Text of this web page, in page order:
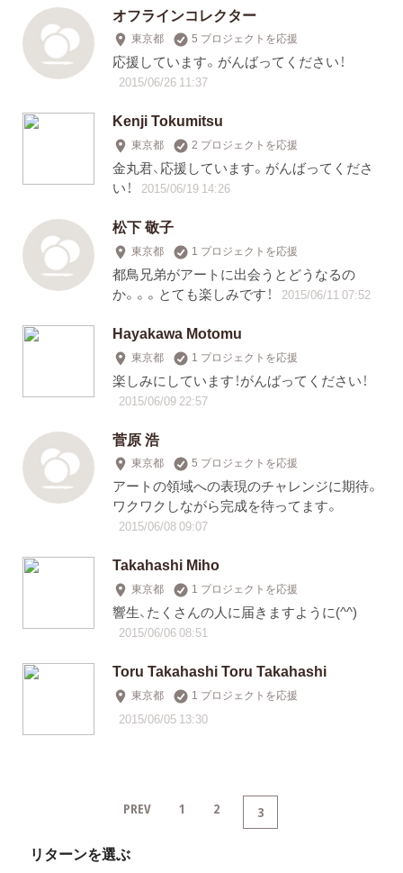
オフラインコレクター
東京都 5 プロジェクトを応援
応援しています。がんばってください！
2015/06/26 11:37
Kenji Tokumitsu
東京都 2 プロジェクトを応援
金丸君、応援しています。がんばってくださ
い！
2015/06/19 14:26
松下 敬子
東京都 1 プロジェクトを応援
都鳥兄弟がアートに出会うとどうなるの
か。。。とても楽しみです！
2015/06/11 07:52
Hayakawa Motomu
東京都 1 プロジェクトを応援
楽しみにしています！がんばってください！
2015/06/09 22:57
菅原 浩
東京都 5 プロジェクトを応援
アートの領域への表現のチャレンジに期待。
ワクワクしながら完成を待ってます。
2015/06/08 09:07
Takahashi Miho
東京都 1 プロジェクトを応援
響生、たくさんの人に届きますように(^^)
2015/06/06 08:51
Toru Takahashi Toru Takahashi
東京都 1 プロジェクトを応援
2015/06/05 13:30
PREV 1 2 3
リターンを選ぶ